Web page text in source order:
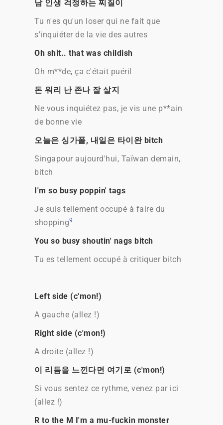
남 인생 걱정하는 찌질이
Tu n'es qu'un loser qui ne fait que
s'inquiéter de la vie des autres
Oh shit.. that was childish
Oh m**de, ça c'était puéril
돈 워리 난 존나 잘 살지
Ne vous inquiétez pas, je vis une p**ain
de bonne vie
오늘은 싱가폴, 내일은 타이완 bitch
Singapour aujourd'hui, Taïwan demain,
bitch
I'm so busy poppin' tags
Je suis tellement occupé à faire du
shopping9
You so busy shoutin' nags bitch
Tu es tellement occupé à critiquer bitch
Left side (c'mon!)
A gauche (allez !)
Right side (c'mon!)
A droite (allez !)
이 리듬을 느낀다면 여기로 (c'mon!)
Si vous sentez ce rythme, venez par ici
(allez !)
R to the M I'm a mu-fuckin monster